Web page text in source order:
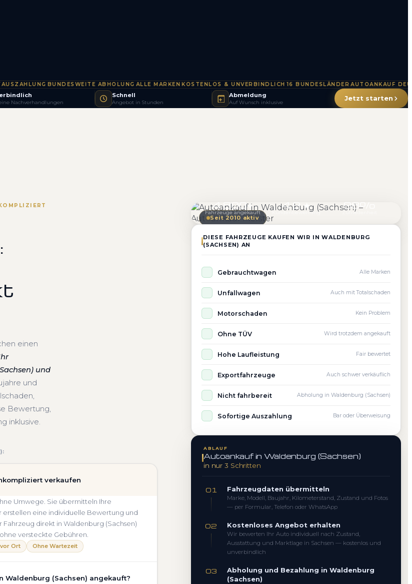
BUNDESWEITE ABHOLUNG ALLE MARKEN·KOSTENLOS & UNVERBINDLICH·16 BUNDESLÄNDER·AUTOANKAUF
Nachverhandlungen
Schnell
Angebot in Stunden
Abmeldung
Auf Wunsch inklusive Jetzt starten
einen
und
und
Bewertung,
inklusive.
verkaufen
Umwege. Sie übermitteln Ihre
eine individuelle Bewertung und
Fahrzeug direkt in Waldenburg (Sachsen)
versteckte Gebühren.
Ort Ohne Wartezeit
Waldenburg (Sachsen) angekauft?
Seit 2010 aktiv
4.800+
Fahrzeuge angekauft
4.9 ★
Kundenbewertung
98%
Zufriedenheit
DIESE FAHRZEUGE KAUFEN WIR IN WALDENBURG
(SACHSEN) AN
Gebrauchtwagen Alle Marken
Unfallwagen Auch mit Totalschaden
Motorschaden Kein Problem
Ohne TÜV Wird trotzdem angekauft
Hohe Laufleistung Fair bewertet
Exportfahrzeuge Auch schwer verkäuflich
Nicht fahrbereit Abholung in Waldenburg (Sachsen)
Sofortige Auszahlung Bar oder Überweisung
ABLAUF
Autoankauf in Waldenburg (Sachsen)
in nur 3 Schritten
01 Fahrzeugdaten übermitteln
Marke, Modell, Baujahr, Kilometerstand, Zustand und Fotos
— per Formular, Telefon oder WhatsApp
02 Kostenloses Angebot erhalten
Wir bewerten Ihr Auto individuell nach Zustand,
Ausstattung und Marktlage in Sachsen — kostenlos und
unverbindlich
03
Abholung und Bezahlung in Waldenburg
(Sachsen)